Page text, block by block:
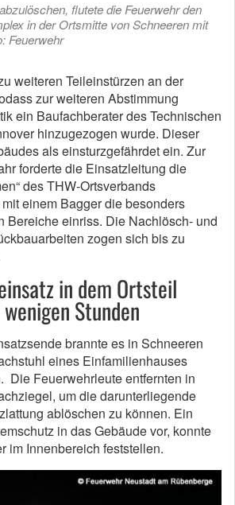
flutete die Feuerwehr den
in der Ortsmitte von Schneeren mit
Feuerwehr
weiteren Teileinstürzen an der
zur weiteren Abstimmung
ein Baufachberater des Technischen
hinzugezogen wurde. Dieser
als einsturzgefährdet ein. Zur
forderte die Einsatzleitung die
des THW-Ortsverbands
einem Bagger die besonders
Bereiche einriss. Die Nachlösch- und
zogen sich bis zu
in dem Ortsteil
Stunden
brannte es in Schneeren
eines Einfamilienhauses
Die Feuerwehrleute entfernten in
um die darunterliegende
ablöschen zu können. Ein
in das Gebäude vor, konnte
im Innenbereich feststellen.